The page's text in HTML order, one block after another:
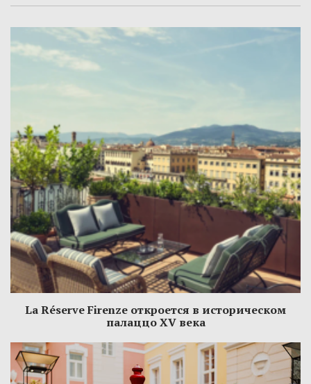
La Réserve Firenze откроется в историческом
палаццо XV века